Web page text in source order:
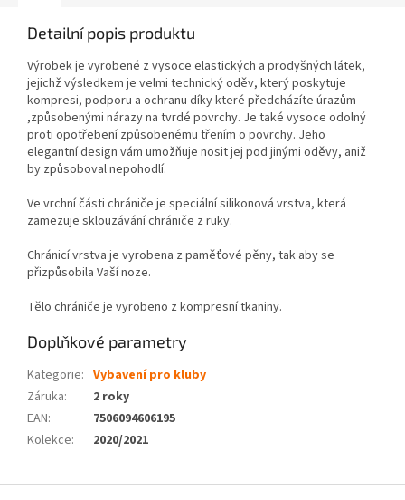
Detailní popis produktu
Výrobek je vyrobené z vysoce elastických a prodyšných látek,
jejichž výsledkem je velmi technický oděv, který poskytuje
kompresi, podporu a ochranu díky které předcházíte úrazům
,způsobenými nárazy na tvrdé povrchy. Je také vysoce odolný
proti opotřebení způsobenému třením o povrchy. Jeho
elegantní design vám umožňuje nosit jej pod jinými oděvy, aniž
by způsoboval nepohodlí.
Ve vrchní části chrániče je speciální silikonová vrstva, která
zamezuje sklouzávání chrániče z ruky.
Chránicí vrstva je vyrobena z paměťové pěny, tak aby se
přizpůsobila Vaší noze.
Tělo chrániče je vyrobeno z kompresní tkaniny.
Doplňkové parametry
Kategorie: Vybavení pro kluby
Záruka:
2 roky
EAN:
7506094606195
Kolekce: 2020/2021